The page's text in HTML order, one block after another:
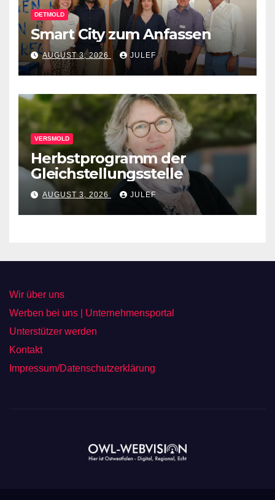
DETMOLD
Smart City zum Anfassen
AUGUST 3, 2026 JULEF
VERSMOLD
Herbstprogramm der
Gleichstellungsstelle
AUGUST 3, 2026 JULEF
Wir über uns
Werben bei uns | Unternehmensportal
Unterstützer werden
Kontakt
Impressum/Datenschutzerklärung